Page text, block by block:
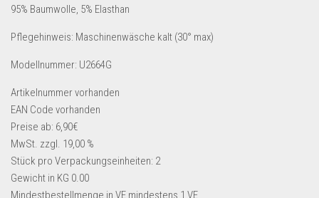
Sport & Freizeit
Uhren & Schmuck
Wohnen & Einrichten
Restposten für Privatpersonen
eBay Restposten kaufen
Sonderposten-Angebote
Saison & Eventprodkte
95% Baumwolle, 5% Elasthan
Pflegehinweis: Maschinenwäsche kalt (30° max)
Modellnummer: U2664G
Artikelnummervorhanden
EAN Code vorhanden
Preise ab: 6,90€
MwSt. zzgl. 19,00 %
Stück pro Verpackungseinheiten: 2
Gewicht in KG 0.00
Mindestbestellmenge in VE mindestens 1 VE